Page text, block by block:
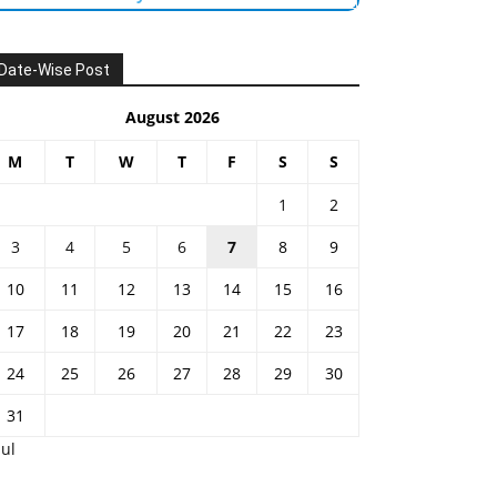
Wise Post
August 2026
M T W T F S S
1
2
3
4 5 6 7 8
9
10
11 12 13 14 15
16
17
18 19 20 21 22
23
24
25 26 27 28 29
30
31